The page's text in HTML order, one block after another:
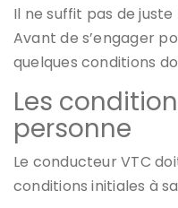
Il ne suffit pas de
Avant de s’engager
quelques conditions
Les
personne
Le conducteur VTC
conditions initiales à